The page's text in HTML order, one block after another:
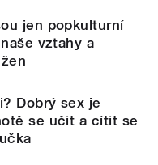
jen popkulturní
vztahy a
Dobrý sex je
se učit a cítit se